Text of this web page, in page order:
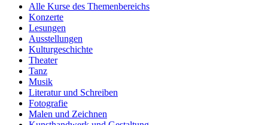
Alle Kurse des Themenbereichs
Konzerte
Lesungen
Ausstellungen
Kulturgeschichte
Theater
Tanz
Musik
Literatur und Schreiben
Fotografie
Malen und Zeichnen